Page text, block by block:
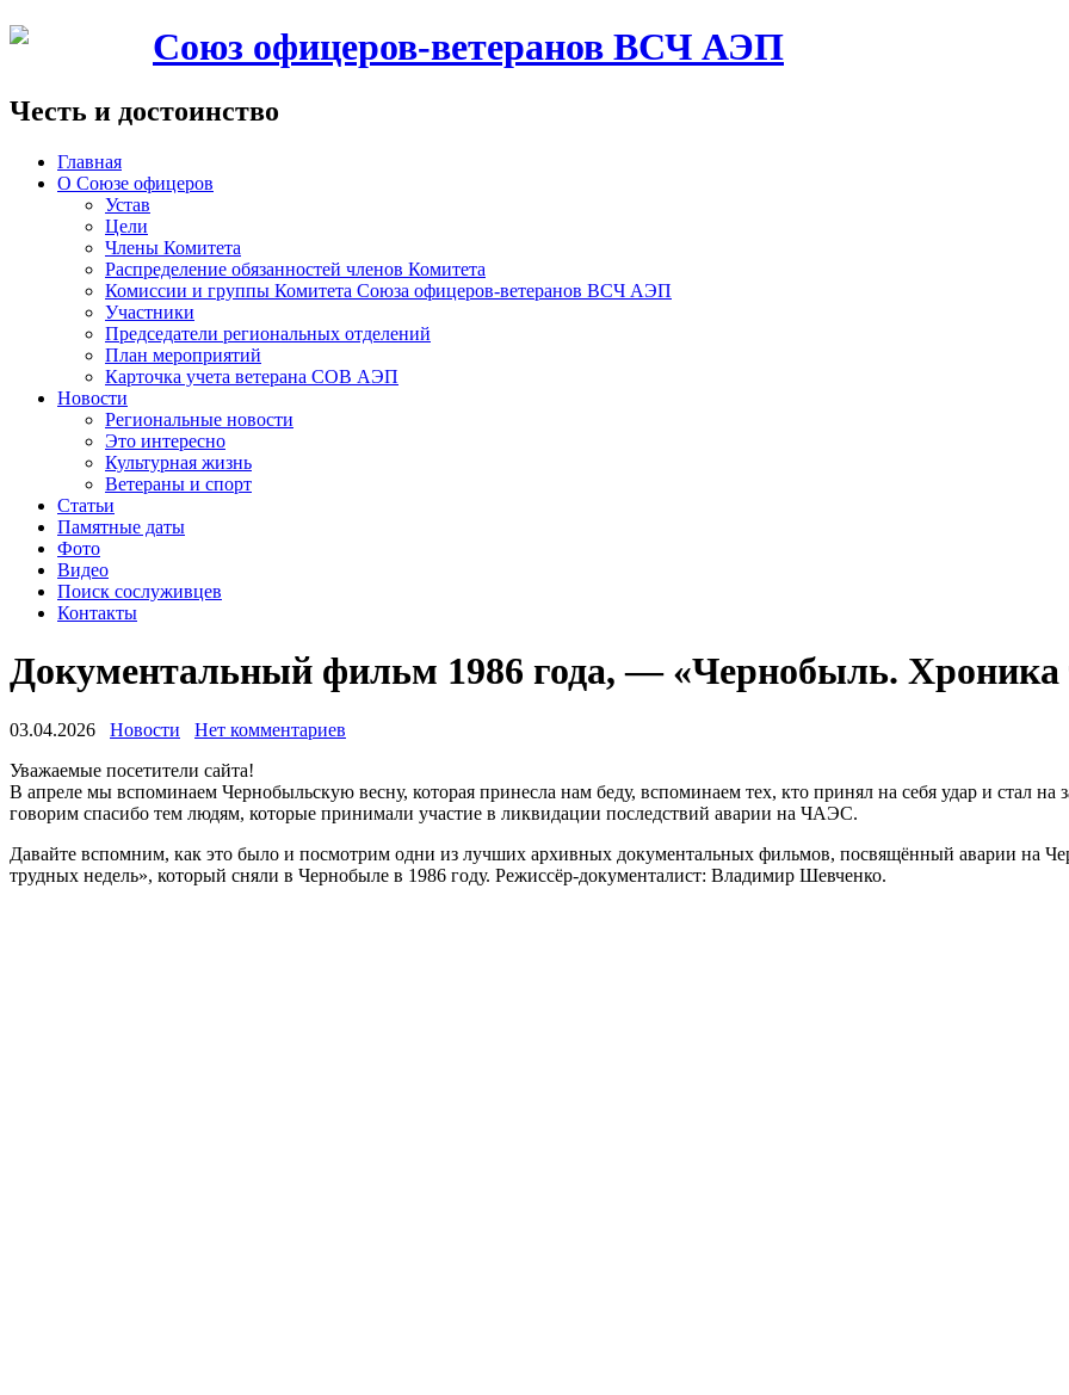
Союз офицеров-ветеранов ВСЧ АЭП
Честь и достоинство
Главная
О Союзе офицеров
Устав
Цели
Члены Комитета
Распределение обязанностей членов Комитета
Комиссии и группы Комитета Союза офицеров-ветеранов ВСЧ АЭП
Участники
Председатели региональных отделений
План мероприятий
Карточка учета ветерана CОВ АЭП
Новости
Региональные новости
Это интересно
Культурная жизнь
Ветераны и спорт
Статьи
Памятные даты
Фото
Видео
Поиск сослуживцев
Контакты
Документальный фильм 1986 года, — «Чернобыль. Хроника
03.04.2026 Новости
Нет комментариев
Уважаемые посетители сайта!
В апреле мы вспоминаем Чернобыльскую весну, которая принесла нам беду, вспоминаем тех, кто принял на себя удар и стал
говорим спасибо тем людям, которые принимали участие в ликвидации последствий аварии на ЧАЭС.
Давайте вспомним, как это было и посмотрим одни из лучших архивных документальных фильмов, посвящённый аварии
трудных недель», который сняли в Чернобыле в 1986 году. Режиссёр-документалист: Владимир Шевченко.